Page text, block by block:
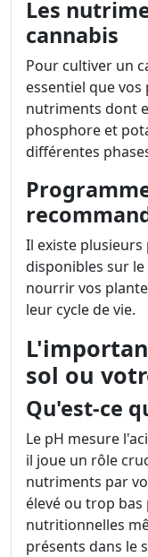
Les
cannabis
Pour cultiver un
essentiel que
nutriments dont
phosphore et
différentes
Il existe
disponibles sur
nourrir vos
leur cycle de vie.
sol ou
Qu'est-ce
Le pH mesure
il joue un rôle
nutriments par
élevé ou trop
nutritionnelles
présents dans le